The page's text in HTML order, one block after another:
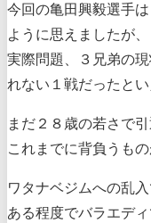
今回の亀田興毅選手
ように思えましたが、
実際問題、３兄弟の
れない１戦だったとい
まだ２８歳の若さで引
これまでに背負うも
ワタナベジムへの乱
ある程度でバラエデ